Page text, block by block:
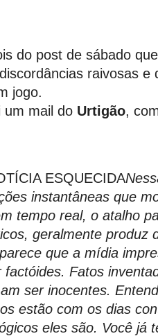
do post de sábado
raivosas e
jogo.
um mail do Urtigão,
ESQUECIDA
instantâneas que
tempo real, o atalho
geralmente produz
que a mídia
factóides. Fatos
ser inocentes.
estão com os dias
eles são. Você já